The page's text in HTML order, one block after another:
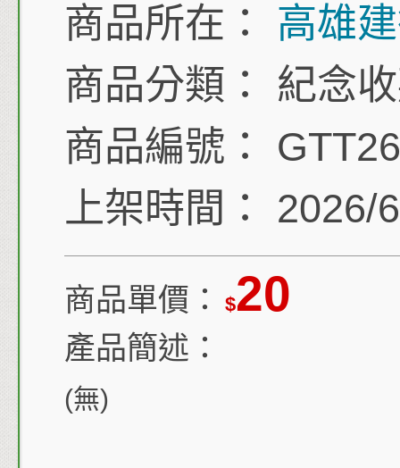
商品所在：
高雄
商品分類：
紀念
商品編號：
上架時間：
2026/
商品單價： $20
產品簡述：
(無)